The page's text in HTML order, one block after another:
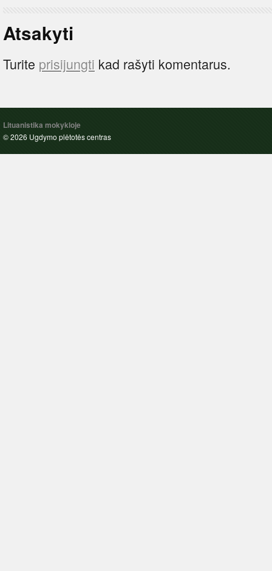
Atsakyti
Turite prisijungti kad rašyti komentarus.
Lituanistika mokykloje
© 2026 Ugdymo plėtotės centras